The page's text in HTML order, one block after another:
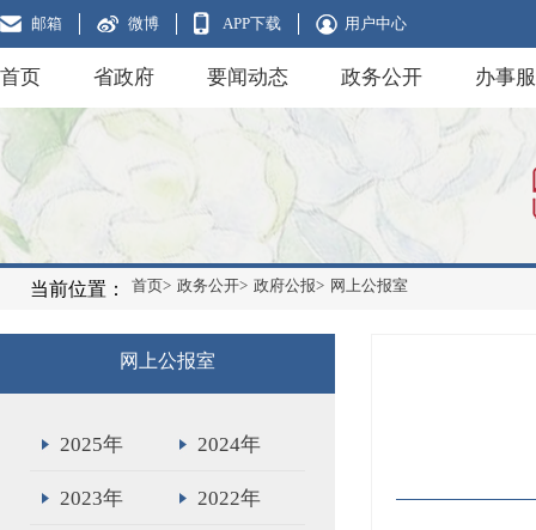
邮箱 微博 APP下载 用户中心
首页 省政府 要闻动态 政务公开 办事
当前位置： 首页> 政务公开> 政府公报> 网上公报室
网上公报室
2025年 2024年
2023年 2022年